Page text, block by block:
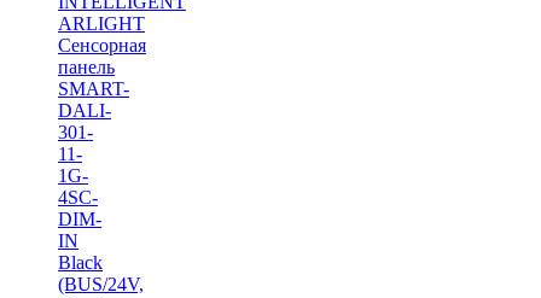
ARLIGHT
Сенсорная
панель
SMART-
DALI-
301-
11-
1G-
4SC-
DIM-
IN
Black
(BUS/24V,